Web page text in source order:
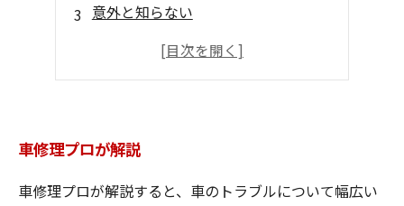
意外と知らない
実践的なアドバイス
車修理プロが解説
車修理プロが解説すると、車のトラブルについて幅広い